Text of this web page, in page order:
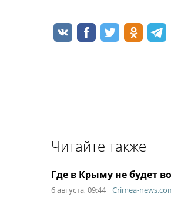
Читайте также
Где в Крыму не будет
6 августа, 09:44 Crimea-